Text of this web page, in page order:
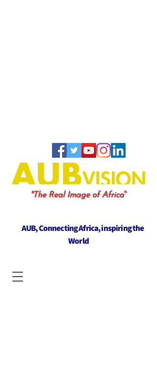
"The Real Image of Africa"
AUB, Connecting Africa, inspiring the
World